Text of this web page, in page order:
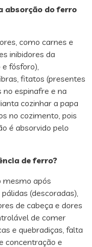
absorção do ferro
como carnes e
inibidores da
fósforo),
fitatos (presentes
no espinafre e na
cozinhar a papa
no cozimento, pois
é absorvido pelo
de ferro?
mesmo após
(descoradas),
de cabeça e dores
de comer
e quebradiças, falta
concentração e